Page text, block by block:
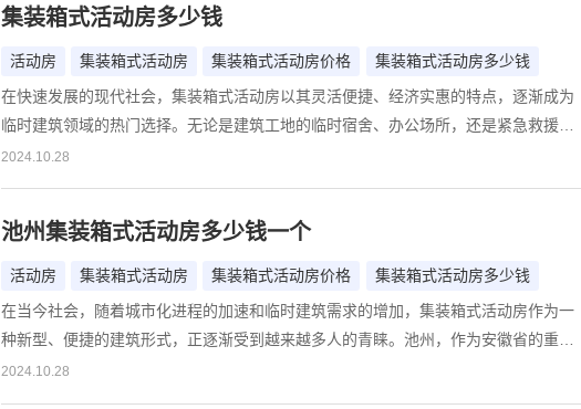
供有价值的参考。
集装箱式活动房多少钱
活动房 集装箱式活动房 集装箱式活动房价格 集装箱式活动房多少钱
在快速发展的现代社会，集装箱式活动房以其灵活便捷、经济实惠的特点，逐渐成为
临时建筑领域的热门选择。无论是建筑工地的临时宿舍、办公场所，还是紧急救援的
临时住所，集装箱式活动房都能提供快速且有效的解决方案。然而，面对市场上琳琅
者在众多选择中找到最适合自己的产品。
2024.10.28
池州集装箱式活动房多少钱一个
活动房 集装箱式活动房 集装箱式活动房价格 集装箱式活动房多少钱
在当今社会，随着城市化进程的加速和临时建筑需求的增加，集装箱式活动房作为一
种新型、便捷的建筑形式，正逐渐受到越来越多人的青睐。池州，作为安徽省的重要
城市之一，其集装箱式活动房市场也呈现出蓬勃发展的态势。然而，面对琳琅满目的
2024.10.28